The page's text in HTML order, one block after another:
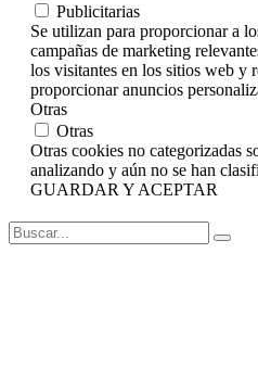
Publicitarias
Se utilizan para proporcionar a
campañas de marketing
los visitantes en los sitios web y
proporcionar anuncios
Otras
Otras
Otras cookies no categorizadas
analizando y aún no se han
GUARDAR Y ACEPTAR